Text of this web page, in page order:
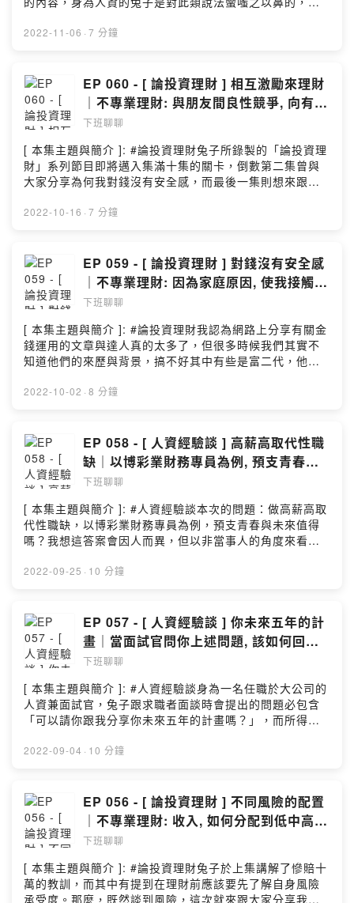
https://pay.firstory.me/user/bunnychienchien
)Powered by Firstory Hosting
感，但要直接下定論確實有些過早。不過，我個人認為在
談時的狀況，來簡單與大家分享面談過程中面試官出現哪
些行為，可能就代表這場面試結果不妙。希望能藉此勉勵
大家若未來參加面試時察覺到這類情形，可趕緊用剩餘的
面談時間修正，並來場逆轉勝！[ 與我聯繫的方式 ]:1. E-
MAIL: Bunnychienchien@yahoo.com.tw2.
INSTAGRAM: @bunnychienchien[ 本集節目的文稿 ]:徐
小兔的痞客邦[ 本集節目的配樂 ]:And So It Begins –
Artificial Music (No Copyright Music)謝謝有緣來此聽完
本集節目的你，若有興趣歡迎留下你最真實的評價及給予
)Powered by Firstory Hosting
2022-11-06 · 7 分鐘
EP 060 - [ 論投資理財 ] 相互激勵來理財
｜不專業理財: 與朋友間良性競爭, 向有錢
人學習!
下班聊聊
[ 本集主題與簡介 ]: #論投資理財兔子所錄製的「論投資理
財」系列節目即將邁入集滿十集的關卡，倒數第二集曾與
大家分享為何我對錢沒有安全感，而最後一集則想來跟大
一同相互鼓勵來理財！這系列前十集節目主要是先釐清些
屬不專業理財等級，但仍邀請各位夥伴們加入兔子的行列
在財富之路來共學。[ 與我聯繫的方式 ]:1. E-MAIL:
Bunnychienchien@yahoo.com.tw2. INSTAGRAM:
@bunnychienchien[ 本集節目的文稿 ]:徐小兔的痞客邦[
本集節目的配樂 ]:And So It Begins – Artificial Music
(No Copyright Music)謝謝有緣來此聽完本集節目的你，
若有興趣歡迎留下你最真實的評價及給予我反饋 🐰( 小額
贊助連結 →
https://pay.firstory.me/user/bunnychienchien
2022-10-16 · 7 分鐘
EP 059 - [ 論投資理財 ] 對錢沒有安全感
｜不專業理財: 因為家庭原因, 使我接觸投
資理財!
下班聊聊
[ 本集主題與簡介 ]: #論投資理財我認為網路上分享有關金
錢運用的文章與達人真的太多了，但很多時候我們其實不
知道他們的來歷與背景，搞不好其中有些是富二代，他們
效仿又是另一回事！因此，希望能藉由在不透漏過多隱私
Bunnychienchien@yahoo.com.tw2. INSTAGRAM:
@bunnychienchien[ 本集節目的文稿 ]:徐小兔的痞客邦[
本集節目的配樂 ]:And So It Begins – Artificial Music
(No Copyright Music)謝謝有緣來此聽完本集節目的你，
若有興趣歡迎留下你最真實的評價及給予我反饋 🐰( 小額
贊助連結 →
https://pay.firstory.me/user/bunnychienchien
)Powered by Firstory Hosting
2022-10-02 · 8 分鐘
EP 058 - [ 人資經驗談 ] 高薪高取代性職
缺｜以博彩業財務專員為例, 預支青春與
未來值得嗎?
下班聊聊
[ 本集主題與簡介 ]: #人資經驗談本次的問題：做高薪高取
代性職缺，以博彩業財務專員為例，預支青春與未來值得
嗎？我想這答案會因人而異，但以非當事人的角度來看本
所遇到的困境，我認為是不值得的！[ 與我聯繫的方式 ]:1.
小兔的痞客邦[ 本集節目的配樂 ]:And So It Begins –
Artificial Music (No Copyright Music)謝謝有緣來此聽完
本集節目的你，若有興趣歡迎留下你最真實的評價及給予
我反饋 🐰( 小額贊助連結 →
https://pay.firstory.me/user/bunnychienchien
)Powered by Firstory Hosting
2022-09-25 · 10 分鐘
EP 057 - [ 人資經驗談 ] 你未來五年的計
畫｜當面試官問你上述問題, 該如何回答
比較合適呢?
下班聊聊
[ 本集主題與簡介 ]: #人資經驗談身為一名任職於大公司的
人資兼面試官，兔子跟求職者面談時會提出的問題必包含
「可以請你跟我分享你未來五年的計畫嗎？」，而所得回
們，可以如何從「個人規劃」與「職涯發展」這兩個面向
聯繫的方式 ]:1. E-MAIL:
Bunnychienchien@yahoo.com.tw2. INSTAGRAM:
@bunnychienchien[ 本集節目的文稿 ]:徐小兔的痞客邦[
本集節目的配樂 ]:And So It Begins – Artificial Music
(No Copyright Music)謝謝有緣來此聽完本集節目的你，
若有興趣歡迎留下你最真實的評價及給予我反饋 🐰( 小額
贊助連結 →
2022-09-04 · 10 分鐘
EP 056 - [ 論投資理財 ] 不同風險的配置
｜不專業理財: 收入, 如何分配到低中高風
險投資?
下班聊聊
[ 本集主題與簡介 ]: #論投資理財兔子於上集講解了慘賠十
萬的教訓，而其中有提到在理財前應該要先了解自身風險
承受度。那麼，既然談到風險，這次就來跟大家分享我自